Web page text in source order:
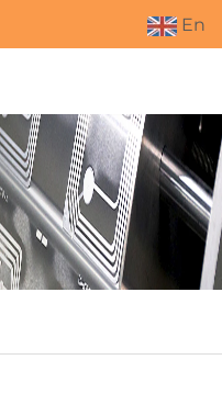
En
Получете оферта